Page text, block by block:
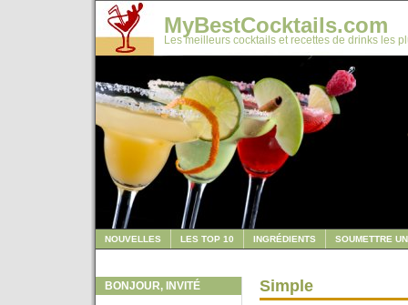
MyBestCocktails.com
Les meilleurs cocktails et recettes de drinks les
NOUVELLES LES TOP 10 INGRÉDIENTS SOUMETTRE
BONJOUR, INVITÉ Simple